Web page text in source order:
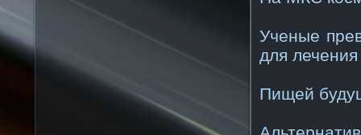
Ученые
для
Пищей